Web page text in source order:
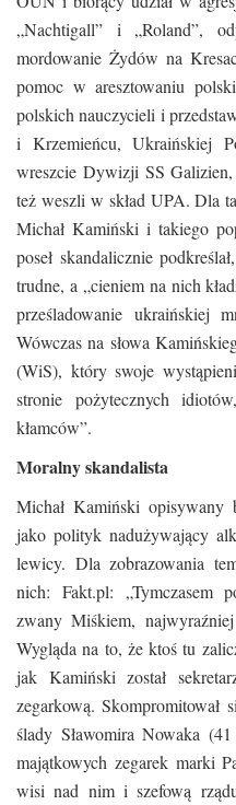
„Nachtigall” i „Roland”,
mordowanie Żydów na
pomoc w aresztowaniu
polskich nauczycieli i
i Krzemieńcu, Ukraińskiej
wreszcie Dywizji SS
też weszli w skład UPA. Dla
Michał Kamiński i takiego
poseł skandalicznie
trudne, a „cieniem na nich
prześladowanie ukraińskiej
Wówczas na słowa
(WiS), który swoje
stronie pożytecznych
kłamców”.
Moralny skandalista
Michał Kamiński opisywany
jako polityk nadużywający
lewicy. Dla zobrazowania
nich: Fakt.pl: „Tymczasem
zwany Miśkiem,
Wygląda na to, że ktoś tu
jak Kamiński został
zegarkową.
ślady Sławomira Nowaka
majątkowych zegarek marki
wisi nad nim i szefową